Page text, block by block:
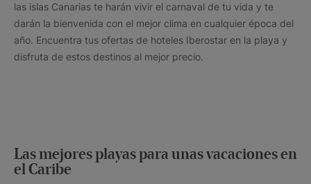
las islas Canarias te harán vivir el carnaval de tu vida y te
darán la bienvenida con el mejor clima en cualquier época del
año. Encuentra tus ofertas de hoteles Iberostar en la playa y
disfruta de estos destinos al mejor precio.
Las mejores playas para unas vacaciones en
el Caribe